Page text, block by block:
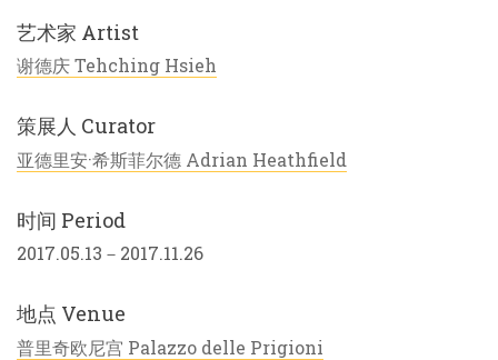
艺术家 Artist
谢德庆 Tehching Hsieh
策展人 Curator
亚德里安·希斯菲尔德 Adrian Heathfield
时间 Period
2017.05.13－2017.11.26
地点 Venue
普里奇欧尼宫 Palazzo delle Prigioni